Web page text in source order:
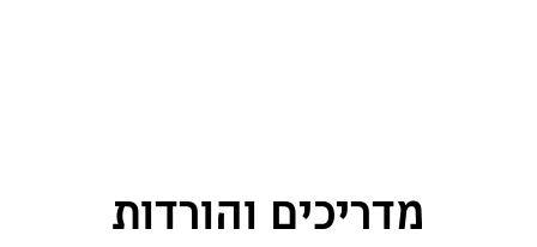
מדריכים והורדות